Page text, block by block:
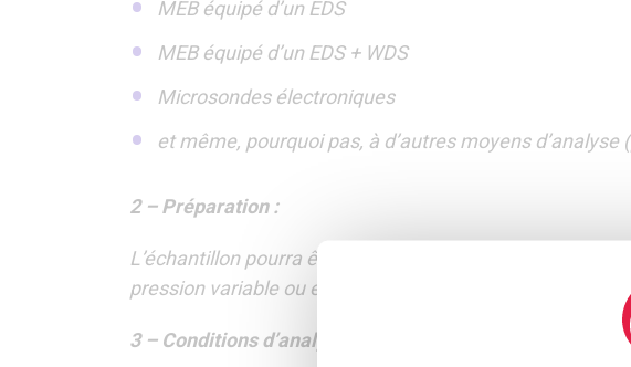
MEB équipé d’un EDS
MEB équipé d’un EDS + WDS
Microsondes électroniques
et même, pourquoi pas, à d’autres moyens d’analyse
2 – Préparation :
L’échantillon pourra être enrobé et analysé soit sur la
pression variable ou environnemental, non métallisé
3 – Conditions d’analyse :